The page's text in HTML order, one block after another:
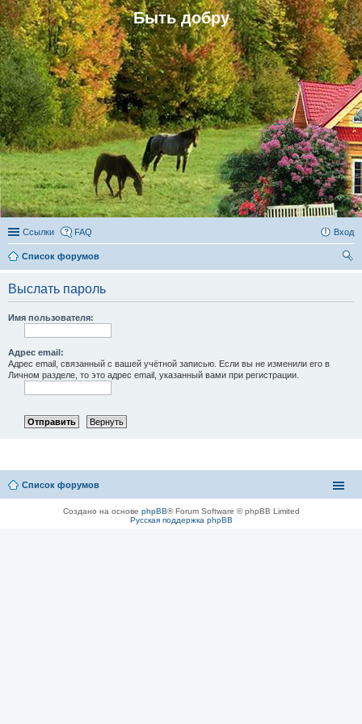
Быть добру
Ссылки FAQ Вход
Список форумов
Выслать пароль
Имя пользователя:
Адрес email:
Адрес email, связанный с вашей учётной записью. Если вы не изменили его в
Личном разделе, то это адрес email, указанный вами при регистрации.
Список форумов
Создано на основе phpBB® Forum Software © phpBB Limited
Русская поддержка phpBB